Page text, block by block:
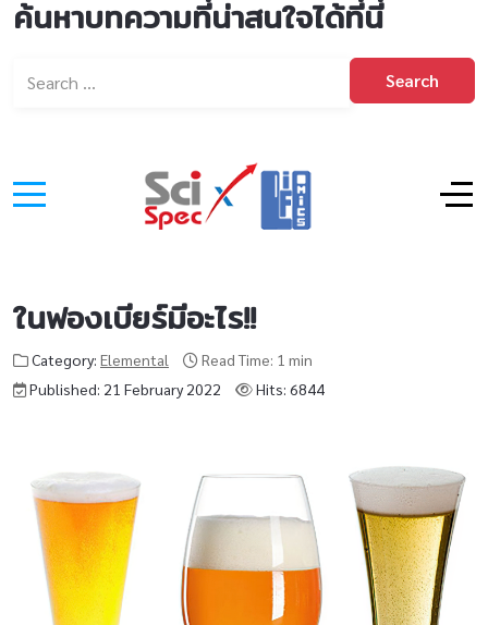
ค้นหาบทความที่น่าสนใจได้ที่นี่
Search
ในฟองเบียร์มีอะไร!!
Category: Elemental
Read Time: 1 min
Published: 21 February 2022
Hits: 6844